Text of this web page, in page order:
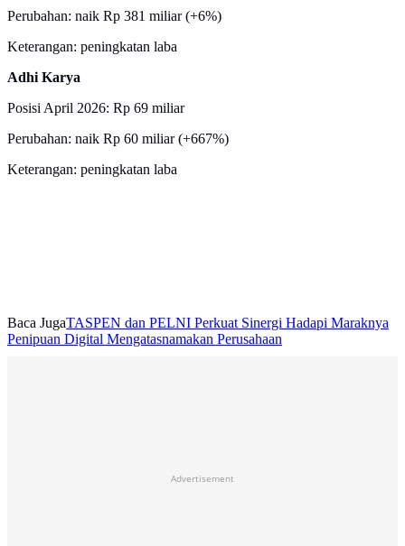
Perubahan: naik Rp 381 miliar (+6%)
Keterangan: peningkatan laba
Adhi Karya
Posisi April 2026: Rp 69 miliar
Perubahan: naik Rp 60 miliar (+667%)
Keterangan: peningkatan laba
Baca JugaTASPEN dan PELNI Perkuat Sinergi Hadapi Maraknya
Penipuan Digital Mengatasnamakan Perusahaan
Advertisement